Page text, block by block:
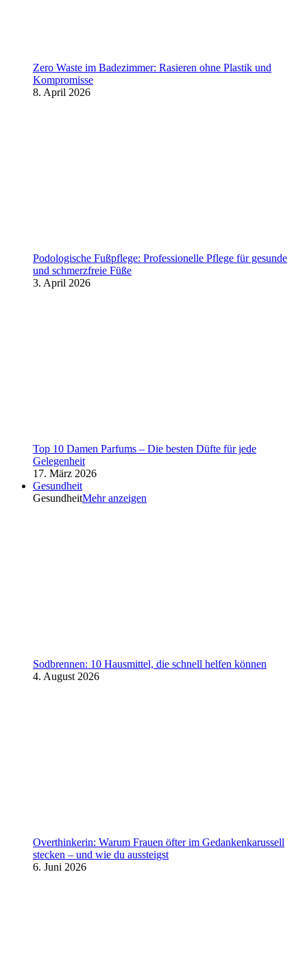
Zero Waste im Badezimmer: Rasieren ohne Plastik und
Kompromisse
8. April 2026
Podologische Fußpflege: Professionelle Pflege für gesunde
und schmerzfreie Füße
3. April 2026
Top 10 Damen Parfums – Die besten Düfte für jede
Gelegenheit
17. März 2026
Gesundheit
GesundheitMehr anzeigen
Sodbrennen: 10 Hausmittel, die schnell helfen können
4. August 2026
Overthinkerin: Warum Frauen öfter im Gedankenkarussell
stecken – und wie du aussteigst
6. Juni 2026